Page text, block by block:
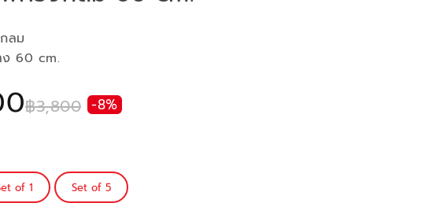
฿3,800 -8%
ลม
ง 60 cm.
of 1 Set of 5